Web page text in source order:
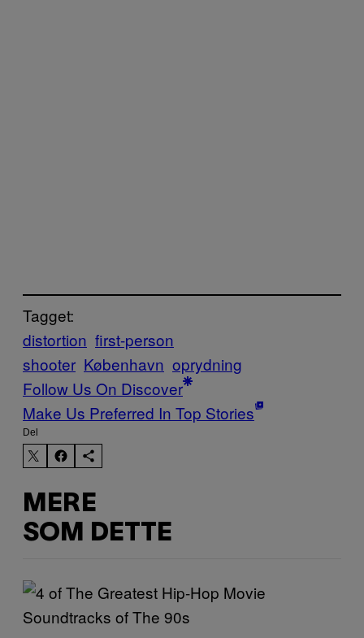
Tagget:
distortion first-person
shooter København oprydning
Follow Us On Discover
Make Us Preferred In Top Stories
Del
MERE
SOM DETTE